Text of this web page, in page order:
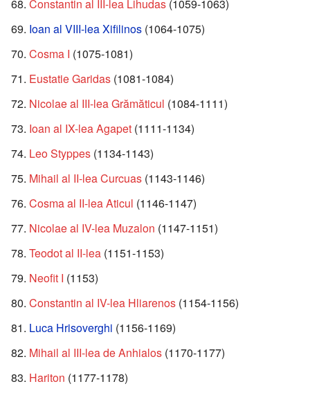
Constantin al III-lea Lihudas (1059-1063)
Ioan al VIII-lea Xifilinos (1064-1075)
Cosma I (1075-1081)
Eustatie Garidas (1081-1084)
Nicolae al III-lea Grămăticul (1084-1111)
Ioan al IX-lea Agapet (1111-1134)
Leo Styppes (1134-1143)
Mihail al II-lea Curcuas (1143-1146)
Cosma al II-lea Aticul (1146-1147)
Nicolae al IV-lea Muzalon (1147-1151)
Teodot al II-lea (1151-1153)
Neofit I (1153)
Constantin al IV-lea Hliarenos (1154-1156)
Luca Hrisoverghi (1156-1169)
Mihail al III-lea de Anhialos (1170-1177)
Hariton (1177-1178)